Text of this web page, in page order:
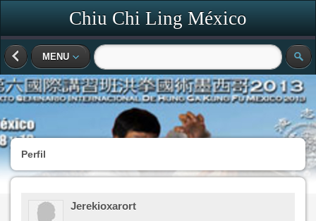
Chiu Chi Ling México
MENU
Perfil
Jerekioxarort